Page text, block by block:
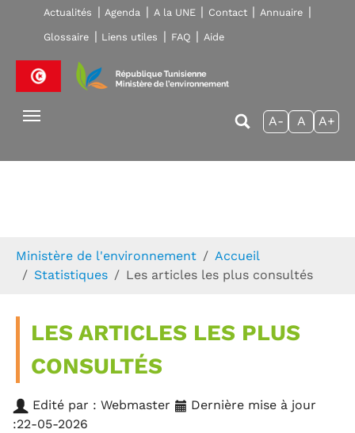
Skip to main navigation
Aller au contenu principal
Skip to page footer
Actualités Agenda A la UNE Contact Annuaire
Glossaire Liens utiles FAQ Aide
A- A A+
Ministère de l'environnement
Accueil
Statistiques
Les articles les plus consultés
LES ARTICLES LES PLUS
CONSULTÉS
Edité par : Webmaster
Dernière mise à jour
:22-05-2026